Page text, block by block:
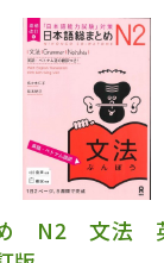
め N2 文法